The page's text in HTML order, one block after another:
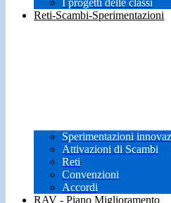
I progetti delle classi
Reti-Scambi-Sperimentazioni
Sperimentazioni
Attivazioni di Scambi
Reti
Convenzioni
Accordi
RAV - Piano Miglioramento